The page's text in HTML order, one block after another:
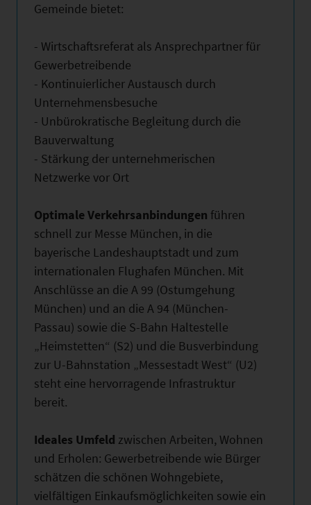
Gemeinde bietet:
- Wirtschaftsreferat als Ansprechpartner für
Gewerbetreibende
- Kontinuierlicher Austausch durch
Unternehmensbesuche
- Unbürokratische Begleitung durch die
Bauverwaltung
- Stärkung der unternehmerischen
Netzwerke vor Ort
Optimale Verkehrsanbindungen führen
schnell zur Messe München, in die
bayerische Landeshauptstadt und zum
internationalen Flughafen München. Mit
Anschlüsse an die A 99 (Ostumgehung
München) und an die A 94 (München-
Passau) sowie die S-Bahn Haltestelle
„Heimstetten“ (S2) und die Busverbindung
zur U-Bahnstation „Messestadt West“ (U2)
steht eine hervorragende Infrastruktur
bereit.
Ideales Umfeld zwischen Arbeiten, Wohnen
und Erholen: Gewerbetreibende wie Bürger
schätzen die schönen Wohngebiete,
vielfältigen Einkaufsmöglichkeiten sowie ein